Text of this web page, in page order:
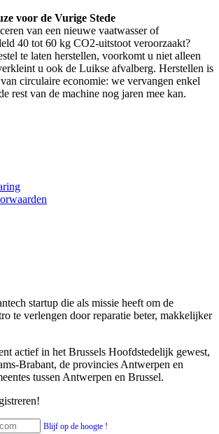
voor de Vurige Stede
van een nieuwe vaatwasser of
40 tot 60 kg CO2-uitstoot veroorzaakt?
te laten herstellen, voorkomt u niet alleen
u ook de Luikse afvalberg. Herstellen is
circulaire economie: we vervangen enkel
rest van de machine nog jaren mee kan.
startup die als missie heeft om de
te verlengen door reparatie beter, makkelijker
actief in het Brussels Hoofdstedelijk gewest,
Brabant, de provincies Antwerpen en
tussen Antwerpen en Brussel.
Blijf op de hoogte !